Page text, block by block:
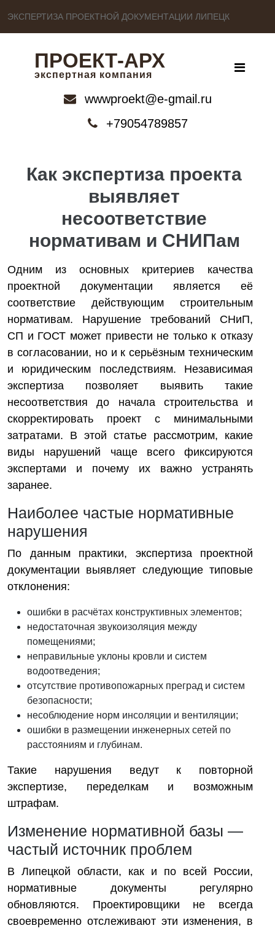
ЭКСПЕРТИЗА ПРОЕКТНОЙ ДОКУМЕНТАЦИИ ЛИПЕЦК
ПРОЕКТ-АРХ
экспертная компания
wwwproekt@e-gmail.ru
+79054789857
Как экспертиза проекта
выявляет
несоответствие
нормативам и СНИПам
Одним из основных критериев качества
проектной документации является её
соответствие действующим строительным
нормативам. Нарушение требований СНиП,
СП и ГОСТ может привести не только к отказу
в согласовании, но и к серьёзным техническим
и юридическим последствиям. Независимая
экспертиза позволяет выявить такие
несоответствия до начала строительства и
скорректировать проект с минимальными
затратами. В этой статье рассмотрим, какие
виды нарушений чаще всего фиксируются
экспертами и почему их важно устранять
заранее.
Наиболее частые нормативные
нарушения
По данным практики, экспертиза проектной
документации выявляет следующие типовые
отклонения:
ошибки в расчётах конструктивных элементов;
недостаточная звукоизоляция между
помещениями;
неправильные уклоны кровли и систем
водоотведения;
отсутствие противопожарных преград и систем
безопасности;
несоблюдение норм инсоляции и вентиляции;
ошибки в размещении инженерных сетей по
расстояниям и глубинам.
Такие нарушения ведут к повторной
экспертизе, переделкам и возможным
штрафам.
Изменение нормативной базы —
частый источник проблем
В Липецкой области, как и по всей России,
нормативные документы регулярно
обновляются. Проектировщики не всегда
своевременно отслеживают эти изменения, в